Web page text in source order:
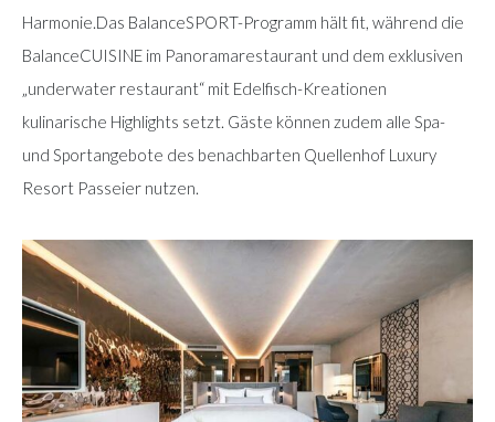
Harmonie.Das BalanceSPORT-Programm hält fit, während die
BalanceCUISINE im Panoramarestaurant und dem exklusiven
„underwater restaurant“ mit Edelfisch-Kreationen
kulinarische Highlights setzt. Gäste können zudem alle Spa-
und Sportangebote des benachbarten Quellenhof Luxury
Resort Passeier nutzen.